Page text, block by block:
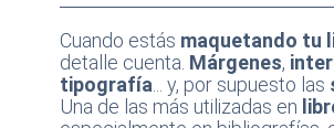
Cuando estás maquetando tu
detalle cuenta. Márgenes,
tipografía... y, por supuesto las
Una de las más utilizadas en